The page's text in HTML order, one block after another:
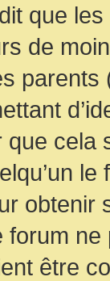
que
de
parents
que
obtenir
forum
être